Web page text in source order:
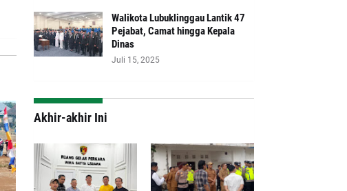
Walikota Lubuklinggau Lantik 47
Pejabat, Camat hingga Kepala
Dinas
Juli 15, 2025
Akhir-akhir Ini